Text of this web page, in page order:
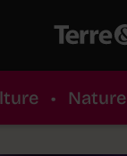
• Nature